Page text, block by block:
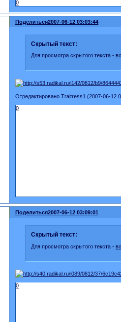
0
Поделиться2007-06-12 03:03:44
Скрытый текст:
Для просмотра скрытого текста -
Отредактировано Traitress1 (2007-06-12
0
Поделиться2007-06-12 03:09:01
Скрытый текст:
Для просмотра скрытого текста -
0